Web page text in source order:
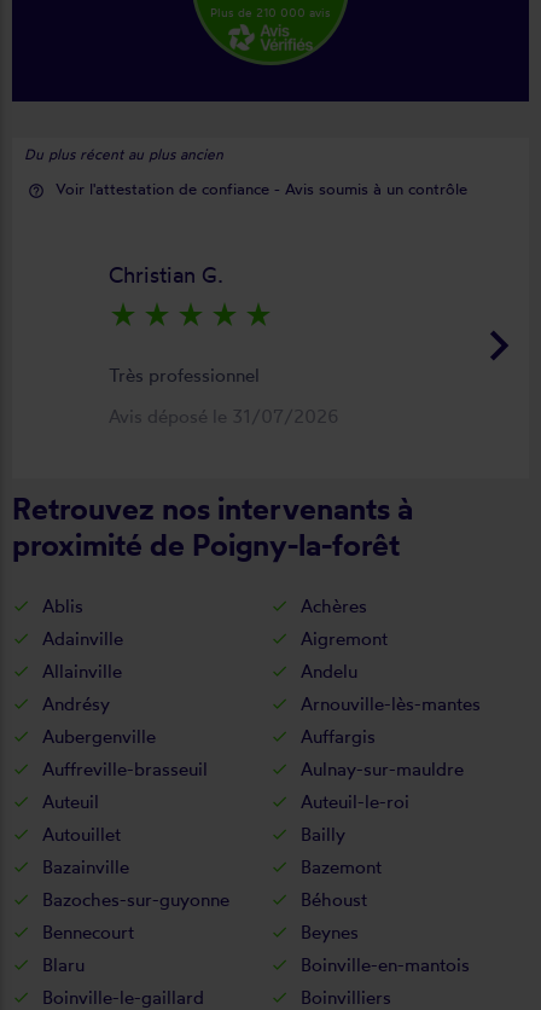
Plus de 210 000 avis
Du plus récent au plus ancien
help_outline Voir l'attestation de confiance - Avis soumis à un contrôle
keyboard_arrow_right
Christian G.
star_rate star_rate star_rate star_rate star_rate
Très professionnel
Avis déposé le 31/07/2026
Retrouvez nos intervenants à
proximité de Poigny-la-forêt
Ablis
Achères
Adainville
Aigremont
Allainville
Andelu
Andrésy
Arnouville-lès-mantes
Aubergenville
Auffargis
Auffreville-brasseuil
Aulnay-sur-mauldre
Auteuil
Auteuil-le-roi
Autouillet
Bailly
Bazainville
Bazemont
Bazoches-sur-guyonne
Béhoust
Bennecourt
Beynes
Blaru
Boinville-en-mantois
Boinville-le-gaillard
Boinvilliers